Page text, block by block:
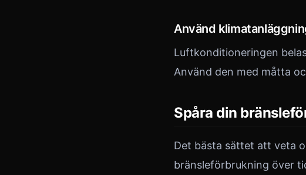
Använd
Luftkonditioneringen
Använd den med måtta
Spåra din
Det bästa sättet att veta
bränsleförbrukning över